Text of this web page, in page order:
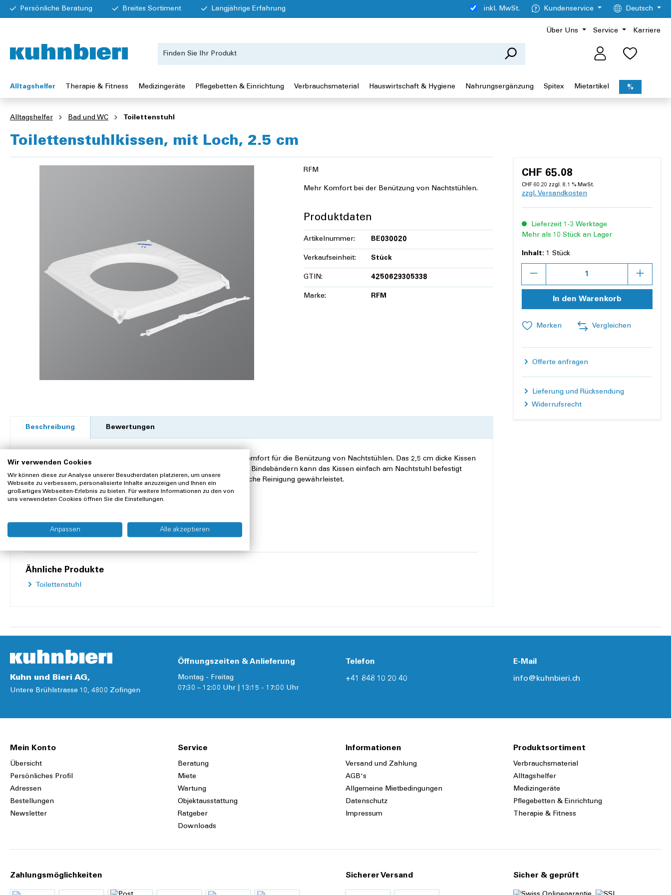
Persönliche Beratung Breites Sortiment Langjährige Erfahrung inkl. MwSt. Kundenservice Deutsch
Über Uns Service Karriere
Alltagshelfer Therapie & Fitness Medizingeräte Pflegebetten & Einrichtung Verbrauchsmaterial Hauswirtschaft & Hygiene Nahrungsergänzung Spitex Mietartikel %
Alltagshelfer Bad und WC Toilettenstuhl
Toilettenstuhlkissen, mit Loch, 2.5 cm
RFM
Mehr Komfort bei der Benützung von Nachtstühlen.
Produktdaten
Artikelnummer: BE030020
Verkaufseinheit: Stück
GTIN: 4250629305338
Marke: RFM
Beschreibung Bewertungen
Das Nachtstuhlkissen bietet druckempfindlichen Personen mehr Komfort für die Benützung von Nachtstühlen. Das 2,5 cm dicke Kissen
sorgt für ein angenehm weiches und bequemes Sitzen. Mit den vier Bindebändern kann das Kissen einfach am Nachtstuhl befestigt
werden. So kann nichts verrutschen und gleichzeitig ist eine praktische Reinigung gewährleistet.
Produkteigenschaften
Material: Kunststoff, Schaumstoff
Mehr anzeigen
Ähnliche Produkte
Toilettenstuhl
CHF 65.08
CHF 60.20 zzgl. 8.1 % MwSt.
zzgl. Versandkosten
Lieferzeit 1-3 Werktage
Mehr als 10 Stück an Lager
Inhalt: 1 Stück
In den Warenkorb
Merken Vergleichen
Offerte anfragen
Lieferung und Rücksendung
Widerrufsrecht
Kuhn und Bieri AG,
Untere Brühlstrasse 10, 4800 Zofingen
Öffnungszeiten & Anlieferung
Montag - Freitag
07:30 – 12:00 Uhr | 13:15 - 17:00 Uhr
Telefon
+41 848 10 20 40
E-Mail
info@kuhnbieri.ch
Mein Konto
Übersicht
Persönliches Profil
Adressen
Bestellungen
Newsletter
Service
Beratung
Miete
Wartung
Objektausstattung
Ratgeber
Downloads
Informationen
Versand und Zahlung
AGB's
Allgemeine Mietbedingungen
Datenschutz
Impressum
Produktsortiment
Verbrauchsmaterial
Alltagshelfer
Medizingeräte
Pflegebetten & Einrichtung
Therapie & Fitness
Zahlungsmöglichkeiten Sicherer Versand Sicher & geprüft
Wir verwenden Cookies
Wir können diese zur Analyse unserer Besucherdaten platzieren, um unsere
Webseite zu verbessern, personalisierte Inhalte anzuzeigen und Ihnen ein
großartiges Webseiten-Erlebnis zu bieten. Für weitere Informationen zu den von
uns verwendeten Cookies öffnen Sie die Einstellungen.
Anpassen Alle akzeptieren